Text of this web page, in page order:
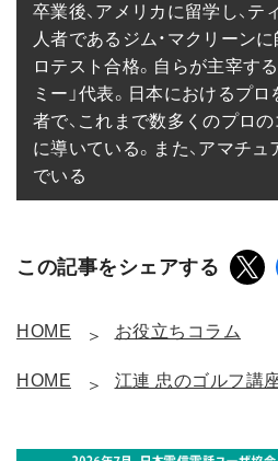
卒業後、アメリカに留学し、
人者であるジム・マクリーン
ロテスト合格。自らが主宰す
ミー」代表。日本におけるプ
者で、これまで数多くのプロ
に導いている。また、アマチ
でいる
この記事をシェアする
HOME お役立ちコラム
HOME 江連 忠のゴルフ講